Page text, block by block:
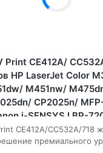
Print CE412A/
HP LaserJet Color
M451nw/
CP2025n/
i-SENSYS LBP-
2800 страниц
CE412A/CC532A/718
премиального